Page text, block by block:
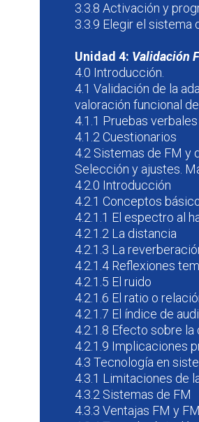
3.3.8 Activación y
3.3.9 Elegir el
Unidad 4: Validación
4.0 Introducción.
4.1 Validación de la
valoración funcional
4.1.1 Pruebas verbales
4.1.2 Cuestionarios
4.2 Sistemas de FM y
Selección y ajustes.
4.2.0 Introducción
4.2.1 Conceptos
4.2.1.1 El espectro al
4.2.1.2 La distancia
4.2.1.3 La
4.2.1.4 Reflexiones
4.2.1.5 El ruido
4.2.1.6 El ratio o
4.2.1.7 El índice de
4.2.1.8 Efecto sobre
4.2.1.9 Implicaciones
4.3 Tecnología en
4.3.1 Limitaciones de
4.3.2 Sistemas de FM
4.3.3 Ventajas FM y